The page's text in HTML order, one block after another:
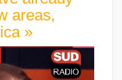
areas,
»